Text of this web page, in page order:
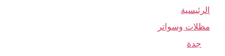
الرئيسية
مظلات وسواتر
جدة